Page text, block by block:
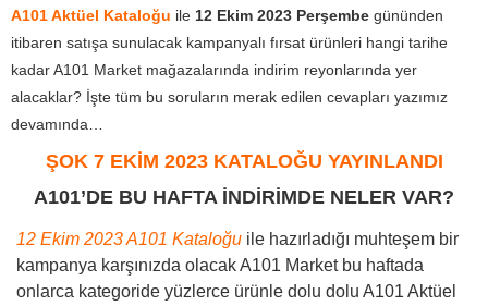
A101 Aktüel Kataloğu ile 12 Ekim 2023 Perşembe gününden
itibaren satışa sunulacak kampanyalı fırsat ürünleri hangi tarihe
kadar A101 Market mağazalarında indirim reyonlarında yer
alacaklar? İşte tüm bu soruların merak edilen cevapları yazımız
devamında…
ŞOK 7 EKİM 2023 KATALOĞU YAYINLANDI
A101’DE BU HAFTA İNDİRİMDE NELER VAR?
12 Ekim 2023 A101 Kataloğu ile hazırladığı muhteşem bir
kampanya karşınızda olacak A101 Market bu haftada
onlarca kategoride yüzlerce ürünle dolu dolu A101 Aktüel